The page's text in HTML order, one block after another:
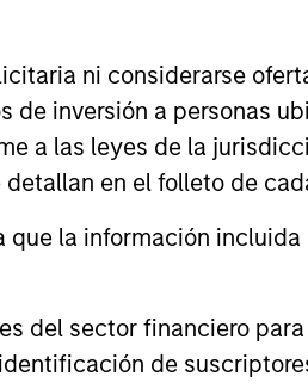
ni considerarse
de inversión a personas
a las leyes de la
en el folleto de
la información
del sector financiero
de